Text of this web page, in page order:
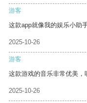
游客
这款app就像我的娱乐小助
2025-10-26
游客
这款游戏的音乐非常优美，
2025-10-26